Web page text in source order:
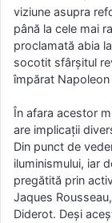
viziune asupra
până la cele mai
proclamată abia
socotit sfârşitul
împărat Napoleon
În afara acestor
are implicaţii
Din punct de
iluminismului, iar
pregătită prin
Jaques
Diderot. Deşi